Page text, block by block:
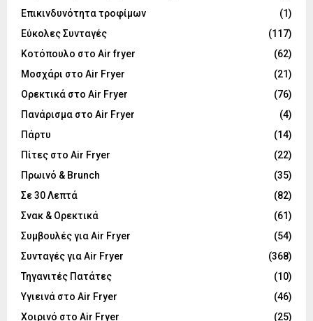
Επικινδυνότητα τροφίμων
(1)
Εύκολες Συνταγές
(117)
Κοτόπουλο στο Air fryer
(62)
Μοσχάρι στο Air Fryer
(21)
Ορεκτικά στο Air Fryer
(76)
Πανάρισμα στο Air Fryer
(4)
Πάρτυ
(14)
Πίτες στο Air Fryer
(22)
Πρωινό & Brunch
(35)
Σε 30 Λεπτά
(82)
Σνακ & Ορεκτικά
(61)
Συμβουλές για Air Fryer
(54)
Συνταγές για Air Fryer
(368)
Τηγανιτές Πατάτες
(10)
Υγιεινά στο Air Fryer
(46)
Χοιρινό στο Air Fryer
(25)